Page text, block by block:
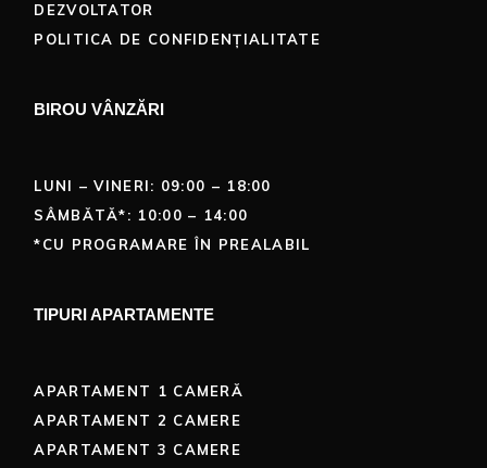
DEZVOLTATOR
POLITICA DE CONFIDENȚIALITATE
BIROU VÂNZĂRI
LUNI – VINERI: 09:00 – 18:00
SÂMBĂTĂ*: 10:00 – 14:00
*CU PROGRAMARE ÎN PREALABIL
TIPURI APARTAMENTE
APARTAMENT 1 CAMERĂ
APARTAMENT 2 CAMERE
APARTAMENT 3 CAMERE